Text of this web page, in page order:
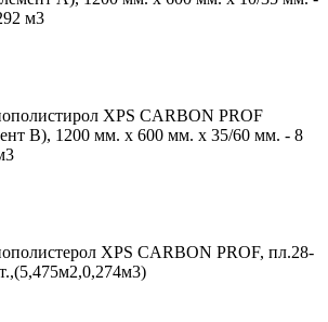
м3
XPS CARBON PROF
В), 1200 мм. х 600 мм. х 35/60 мм. - 8
XPS CARBON PROF, пл.28-